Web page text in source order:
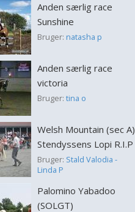
Anden særlig race
Sunshine
Bruger: natasha p
Anden særlig race
victoria
Bruger: tina o
Welsh Mountain (sec A)
Stendyssens Lopi R.I.P
Bruger: Stald Valodia -
Linda P
Palomino Yabadoo
(SOLGT)